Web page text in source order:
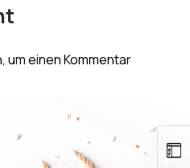
um einen Kommentar